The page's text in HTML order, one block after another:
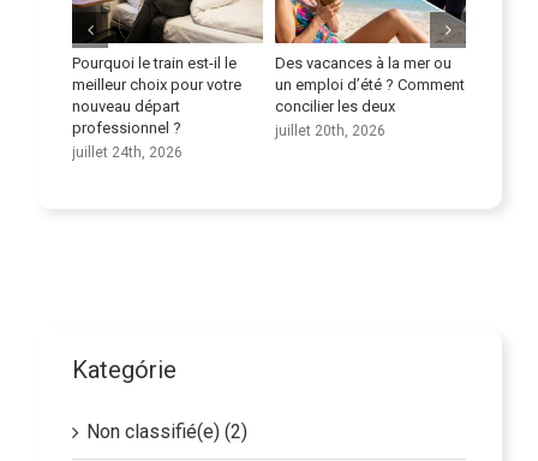
Pourquoi le train est-il le
meilleur choix pour votre
nouveau départ
professionnel ?
juillet 24th, 2026
Des vacances à la mer ou
un emploi d’été ? Comment
concilier les deux
juillet 20th, 2026
Kategórie
Non classifié(e) (2)